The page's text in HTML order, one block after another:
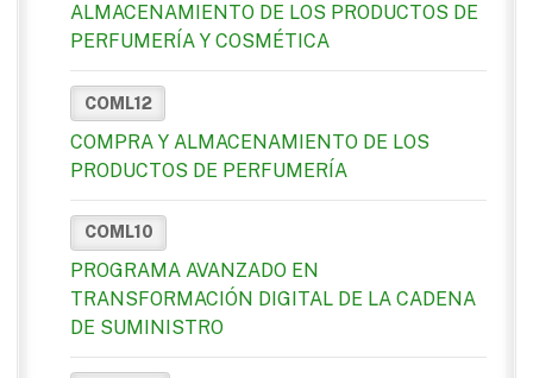
ALMACENAMIENTO DE LOS PRODUCTOS DE
PERFUMERÍA Y COSMÉTICA
COML12
COMPRA Y ALMACENAMIENTO DE LOS
PRODUCTOS DE PERFUMERÍA
COML10
PROGRAMA AVANZADO EN
TRANSFORMACIÓN DIGITAL DE LA CADENA
DE SUMINISTRO